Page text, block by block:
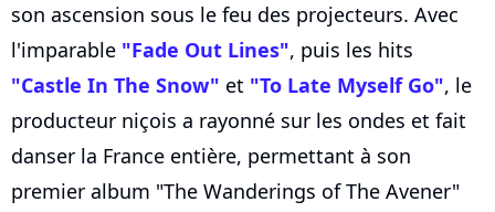
son ascension sous le feu des projecteurs. Avec
l'imparable "Fade Out Lines", puis les hits
"Castle In The Snow" et "To Late Myself Go", le
producteur niçois a rayonné sur les ondes et fait
danser la France entière, permettant à son
premier album "The Wanderings of The Avener"